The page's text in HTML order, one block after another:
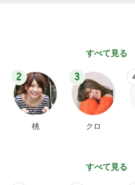
すべて見る
2
桃
3
クロ
すべて見る